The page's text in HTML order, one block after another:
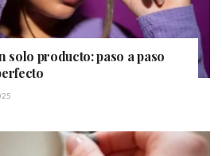
solo producto: paso a paso